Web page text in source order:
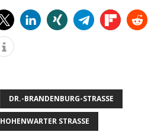
DR.-BRANDENBURG-STRASSE
HOHENWARTER STRASSE